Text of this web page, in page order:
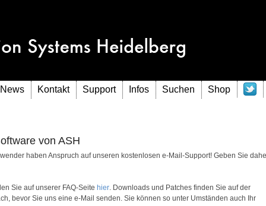
News Kontakt Support Infos Suchen Shop
von ASH
haben Anspruch auf unseren kostenlosen e-Mail-Support! Geben Sie
Sie auf unserer FAQ-Seite hier . Downloads und Patches finden Sie auf der
bevor Sie uns eine e-Mail senden. Sie können so unter Umständen auch Ihr